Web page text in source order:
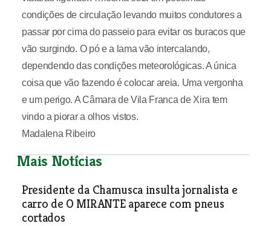
condições de circulação levando muitos condutores a
passar por cima do passeio para evitar os buracos que
vão surgindo. O pó e a lama vão intercalando,
dependendo das condições meteorológicas. A única
coisa que vão fazendo é colocar areia. Uma vergonha
e um perigo. A Câmara de Vila Franca de Xira tem
vindo a piorar a olhos vistos.
Madalena Ribeiro
Mais Notícias
Presidente da Chamusca insulta jornalista e
carro de O MIRANTE aparece com pneus
cortados